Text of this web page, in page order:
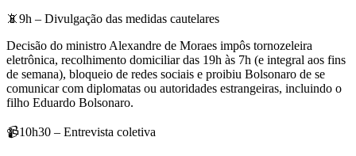
📵9h – Divulgação das medidas cautelares
Decisão do ministro Alexandre de Moraes impôs tornozeleira
eletrônica, recolhimento domiciliar das 19h às 7h (e integral aos fins
de semana), bloqueio de redes sociais e proibiu Bolsonaro de se
comunicar com diplomatas ou autoridades estrangeiras, incluindo o
filho Eduardo Bolsonaro.
📹10h30 – Entrevista coletiva